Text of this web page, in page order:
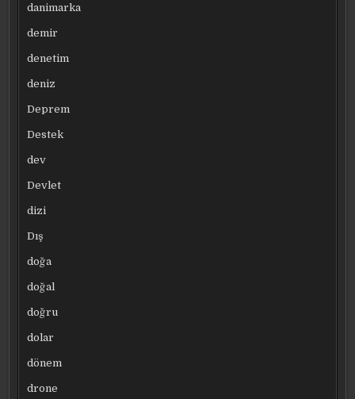
danimarka
demir
denetim
deniz
Deprem
Destek
dev
Devlet
dizi
Dış
doğa
doğal
doğru
dolar
dönem
drone